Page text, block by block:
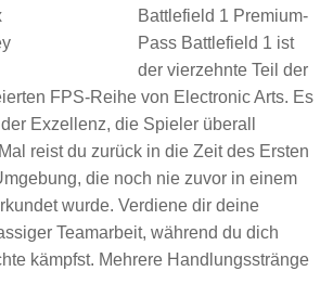
Battlefield 1 Premium-
Pass Battlefield 1 ist
der vierzehnte Teil der
FPS-Reihe von Electronic Arts. Es
Exzellenz, die Spieler überall
reist du zurück in die Zeit des Ersten
die noch nie zuvor in einem
wurde. Verdiene dir deine
Teamarbeit, während du dich
kämpfst. Mehrere Handlungsstränge